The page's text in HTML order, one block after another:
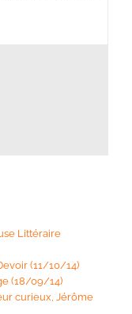
Littéraire
(11/10/14)
(18/09/14)
curieux, Jérôme